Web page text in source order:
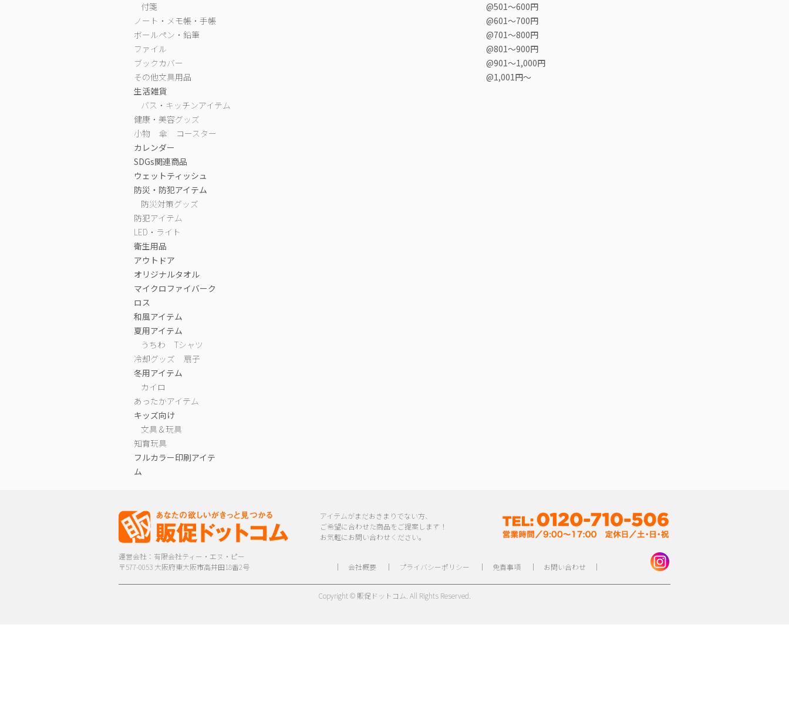
付箋
ノート・メモ帳・手帳
ボールペン・鉛筆
ファイル
ブックカバー
その他文具用品
生活雑貨
バス・キッチンアイテム
健康・美容グッズ
小物
傘
コースター
カレンダー
SDGs関連商品
ウェットティッシュ
防災・防犯アイテム
防災対策グッズ
防犯アイテム
LED・ライト
衛生用品
アウトドア
オリジナルタオル
マイクロファイバーク
ロス
和風アイテム
夏用アイテム
うちわ
Tシャツ
冷却グッズ
扇子
冬用アイテム
カイロ
あったかアイテム
キッズ向け
文具＆玩具
知育玩具
フルカラー印刷アイテ
ム
@501〜600円
@601〜700円
@701〜800円
@801〜900円
@901〜1,000円
@1,001円〜
アイテムがまだおきまりでない方、
ご希望に合わせた商品をご提案します！
お気軽にお問い合わせください。
運営会社：有限会社ティー・エヌ・ピー
〒577-0053 大阪府東大阪市高井田18番2号
｜ 会社概要｜ プライバシーポリシー ｜ 免責事項｜ お問い合わせ ｜
Copyright © 販促ドットコム. All Rights Reserved.